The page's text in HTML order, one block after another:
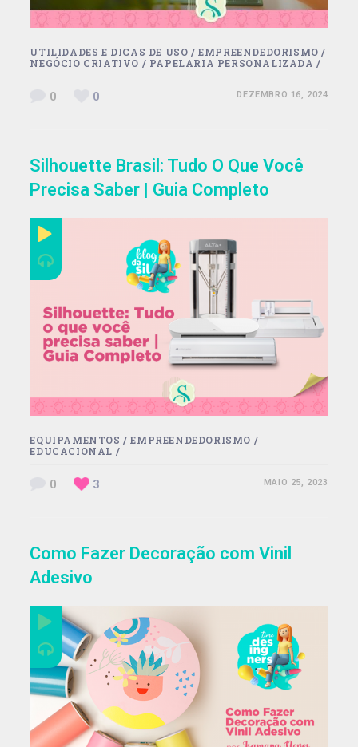
UTILIDADES E DICAS DE USO /EMPREENDEDORISMO /
NEGÓCIO CRIATIVO / PAPELARIA PERSONALIZADA /
0 0 DEZEMBRO 16, 2024
Silhouette Brasil: Tudo O Que Você
Precisa Saber | Guia Completo
EQUIPAMENTOS /EMPREENDEDORISMO /
EDUCACIONAL /
0 3 MAIO 25, 2023
Como Fazer Decoração com Vinil
Adesivo